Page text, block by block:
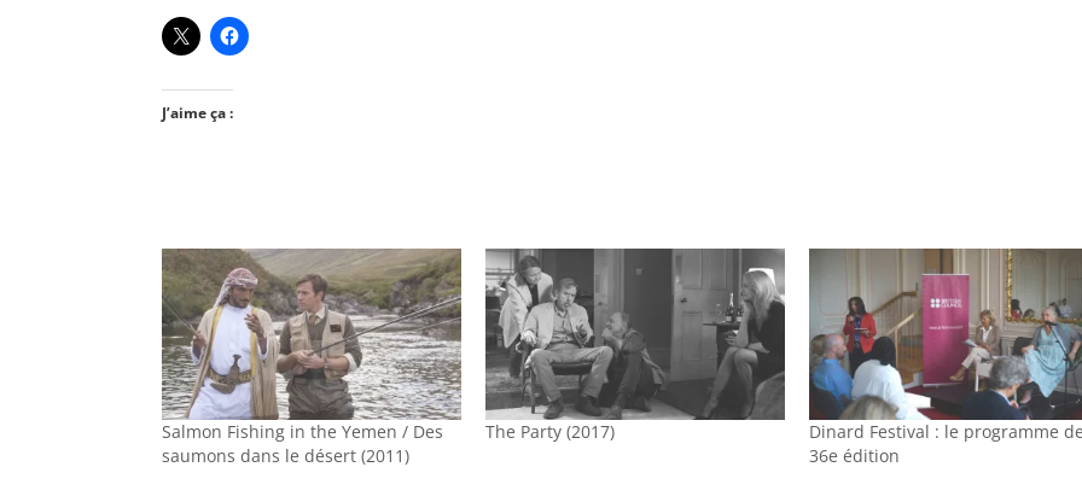
J’aime ça :
Salmon Fishing in the Yemen / Des
saumons dans le désert (2011)
The Party (2017)
Dinard Festival : le programme
36e édition